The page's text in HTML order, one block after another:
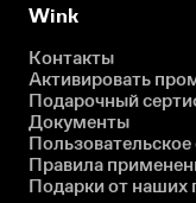
Wink
Контакты
Активировать
Подарочный
Документы
Правила
Подарки от наших